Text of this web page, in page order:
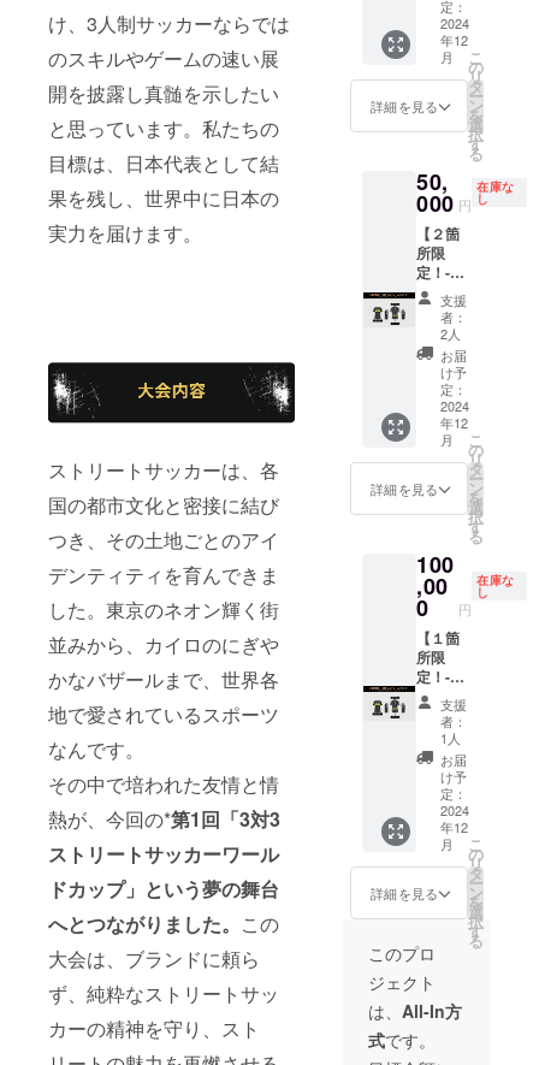
け、3人制サッカーならでは
のスキルやゲームの速い展
開を披露し真髄を示したい
と思っています。私たちの
目標は、日本代表として結
果を残し、世界中に日本の
実力を届けます。
ストリートサッカーは、各
国の都市文化と密接に結び
つき、その土地ごとのアイ
デンティティを育んできま
した。東京のネオン輝く街
並みから、カイロのにぎや
かなバザールまで、世界各
地で愛されているスポーツ
なんです。
その中で培われた友情と情
熱が、今回の*第1回「3対3
ストリートサッカーワール
ドカップ」 という夢の舞台
へとつながりました。 この
大会は、ブランドに頼ら
ず、純粋なストリートサッ
カーの精神を守り、スト
て実施
いたし
ます ・
オリジ
リブル
メ
メ
ニュー1
つあた
り１分
半〜２
分半と
なって
おりま
す（動
画の
URLの
方を
メール
にて送
だきま
す） ※
じめと
する
サッ
カーに
関する
ことの
相談が
可能！
※上乗せ
支援大
歓迎で
す ※応
援コメ
ントも
励みに
いただ
けます
（サイ
ズは備
考欄に
記載く
支援大
歓迎で
す ※応
援コメ
ントも
励みに
なりま
ひこれ
を着て
サッ
カーし
てみて
くださ
ムウェ
ア（上
ト） ×
１ ※上
のみの
商品は
別なリ
ターン
商品に
なりま
すの
で、ご
確認く
ださい
※サイズ
はサイ
びいた
だけま
す（サ
備考欄
に記載
くださ
い） ※
上乗せ
支援大
歓迎で
す ※応
援コメ
ントも
励みに
なりま
す
今後着
用する
ユニ
フォー
ムの背
中に、
支援者
くは、
企業名
を掲載
しま
す。 ・
掲載期
間：
2024年
12月1日
（予
定）〜
2025年
3月31日
（予
定） └
始期が
ずれた
様にず
らさせ
ていた
だきま
す。 ・
掲載方
法：文
字 or ロ
ゴ ・掲
載サイ
ズ：中
（１５
０cm2
以下で
設定）
・支援
時、必
ず備考
るお名
記入く
ださ
い。 ＜
内容＞
定：
2024
年12
月
詳細を見る
こ
の
リ
タ
ー
ン
を
選
択
す
る
50,
000 円
在庫な
し
【２箇
所限
定！-肩-
ユニ
フォー
ムスポ
ン
サー】
今後着
用する
ユニ
フォー
ムの肩
に、支
援者の
は、企
業名を
掲載し
ます。
・掲載
期間：
2024年
12月1日
（予
定）〜
2025年
3月31日
（予
定） └
始期が
ずれた
場合
は、終
期も同
らさせ
ていた
だきま
す。 ・
掲載方
法：文
支援
者：
2人
お届
け予
定：
2024
年12
月
詳細を見る
こ
の
リ
タ
ー
ン
を
選
択
す
る
100
,00
0 円
在庫な
し
【１箇
所限
定！-胸-
ユニ
フォー
ムスポ
ン
サー】
今後着
用する
ユニ
フォー
ムの胸
に、支
援者の
もしく
は、企
業名を
掲載し
ます。
・掲載
支援
者：
1人
お届
け予
定：
2024
年12
月
詳細を見る
こ
の
リ
タ
ー
ン
を
選
択
す
る
このプロ
ジェクト
は、 All-In方
式です。